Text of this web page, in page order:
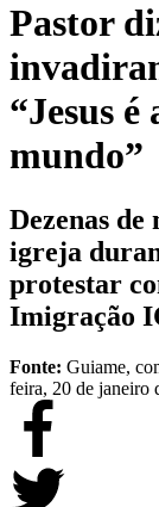
Pastor
“Jesus
mundo”
Dezenas
igreja
protestar
Imigração
Fonte: Guiame,
feira, 20 de janeiro